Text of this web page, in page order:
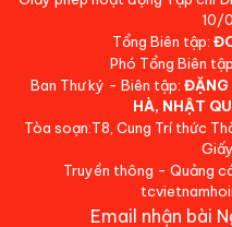
10/
Tổng Biên tập:
Phó Tổng Biên
Ban Thư ký - Biên tập: ĐẶNG
HÀ, NHẬT
Tòa soạn:T8, Cung Trí thức
Truyền thông - Quảng
Email nhận bài